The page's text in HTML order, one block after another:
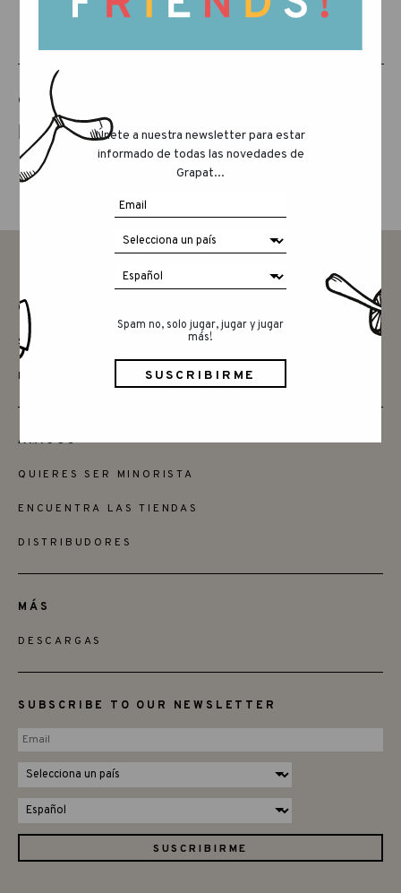
COMPARTE ESTE ARTÍCULO
Únete a nuestra newsletter para estar
informado de todas las novedades de
Grapat...
Spam no, solo jugar, jugar y jugar
más!
CONTACTAR
SAY HELLO
INSTAGRAM
AMIGOS
QUIERES SER MINORISTA
ENCUENTRA LAS TIENDAS
DISTRIBUDORES
MÁS
DESCARGAS
SUBSCRIBE TO OUR NEWSLETTER